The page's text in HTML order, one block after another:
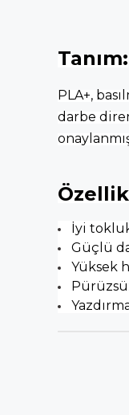
Tanım:
PLA+,
darbe
İyi
Güçlü
Yüksek